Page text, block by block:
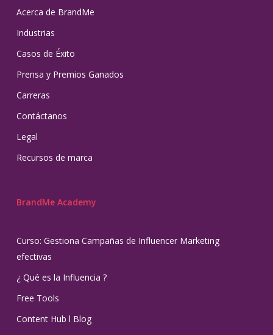
Acerca de BrandMe
Industrias
Casos de Éxito
Prensa y Premios Ganados
Carreras
Contáctanos
Legal
Recursos de marca
BrandMe Academy
Curso: Gestiona Campañas de Influencer Marketing
efectivas
¿ Qué es la Influencia ?
Free Tools
Content Hub l Blog